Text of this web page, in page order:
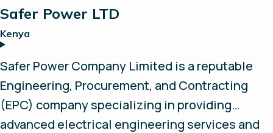
Safer Power LTD
Kenya
Safer Power Company Limited is a reputable
Engineering, Procurement, and Contracting
(EPC) company specializing in providing
advanced electrical engineering services and